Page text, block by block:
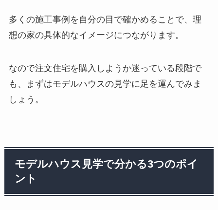
多くの施工事例を自分の目で確かめることで、理
想の家の具体的なイメージにつながります。
なので注文住宅を購入しようか迷っている段階で
も、まずはモデルハウスの見学に足を運んでみま
しょう。
モデルハウス見学で分かる3つのポイ
ント